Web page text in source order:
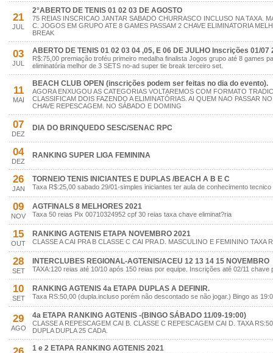
21
JUL
2°ABERTO DE TENIS 01 02 03 DE AGOSTO
75 REIAS INSCRICAO JANTAR SABADO CHURRASCO INCLUSO NA TAXA.
C. JOGOS EM GRUPO ATE 8 GAMES PASSAM 2 CHAVE ELIMINATORIA
BREAK
03
JUL
ABERTO DE TENIS 01 02 03 04 ,05, E 06 DE JULHO Inscrições 01/07
R$:75,00 premiação troféu primeiro medalha finalista Jogos grupo até 8 games
eliminatória melhor de 3 SETS no-ad super tie break terceiro set.
11
MAI
BEACH CLUB OPEN (inscrições podem ser feitas no dia do evento).
AGORA ENXUGOU AS CATEGORIAS VOLTAREMOS COM FORMATO
CLASSIFICAM DOIS FAZENDO A ELIMINATÓRIAS. AI QUEM NAO PASSAR
CHAVE REPESCAGEM. NO SÁBADO E DOMING
07
DEZ
DIA DO BRINQUEDO SESC/SENAC RPC
04
DEZ
RANKING SUPER LIGA FEMININA
26
JAN
TORNEIO TENIS INICIANTES E DUPLAS /BEACH A B E C
Taxa R$:25,00 sabado 29/01-simples iniciantes ter aula de conhecimento
09
NOV
AGTFINALS 8 MELHORES 2021
Taxa 50 reias Pix 00710324952 cpf 30 reias taxa chave eliminat?ria
15
OUT
RANKING AGTENIS ETAPA NOVEMBRO 2021
CLASSE A CAI PRA B CLASSE C CAI PRA D. MASCULINO E FEMININO TAXA
28
SET
INTERCLUBES REGIONAL-AGTENIS/ACEU 12 13 14 15 NOVEMBRO
TAXA:120 reias até 10/10 após 150 reias por equipe. Inscrições até 02/11 chave
10
SET
RANKING AGTENIS 4a ETAPA DUPLAS A DEFINIR.
Taxa RS:50,00 (dupla.incluso porém não descontado se não jogar.) Bingo as
29
AGO
4a ETAPA RANKING AGTENIS -(BINGO SÁBADO 11/09-19:00)
CLASSE A REPESCAGEM CAI B. CLASSE C REPESCAGEM CAI D. TAXA
DUPLA DUPLA 25 CADA.
1 e 2 ETAPA RANKING AGTENIS 2021